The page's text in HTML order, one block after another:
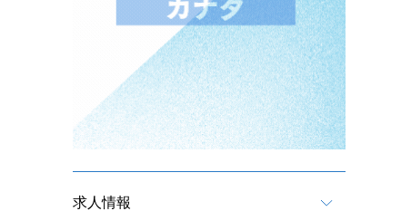
求人情報